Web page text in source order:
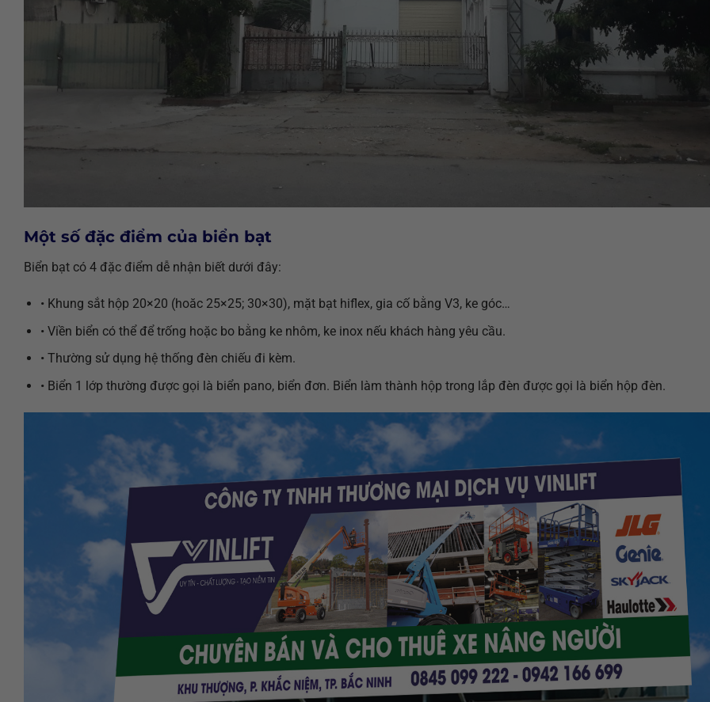
Một số đặc điểm của biển bạt
Biển bạt có 4 đặc điểm dễ nhận biết dưới đây:
• Khung sắt hộp 20×20 (hoăc 25×25; 30×30), mặt bạt hiflex, gia cố bằng V3, ke góc…
• Viền biển có thể để trống hoặc bo bằng ke nhôm, ke inox nếu khách hàng yêu cầu.
• Thường sử dụng hệ thống đèn chiếu đi kèm.
• Biển 1 lớp thường được gọi là biển pano, biển đơn. Biển làm thành hộp trong lắp đèn được gọi là biển hộp đèn.